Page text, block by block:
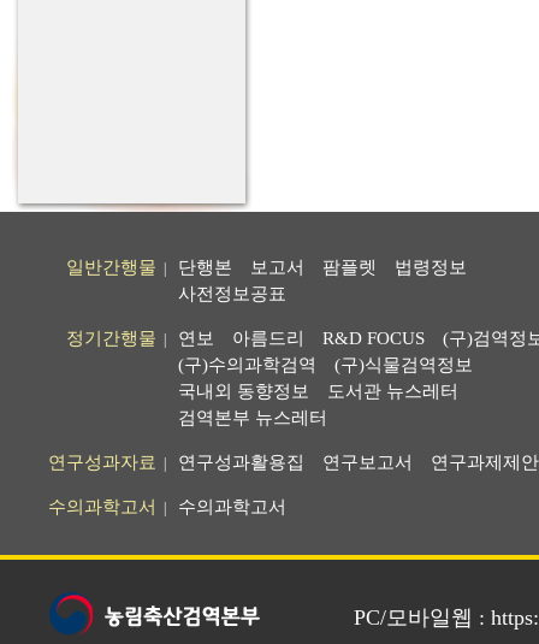
일반간행물 단행본 보고서 팜플렛
법령정보
사전정보공표
정기간행물 연보 아름드리 R&D FOCUS
(구)검역정
(구)수의과학검역
(구)식물검역정보
국내외 동향정보
도서관 뉴스레터
검역본부 뉴스레터
연구성과자료 연구성과활용집 연구보고서 연구과제제
수의과학고서 수의과학고서
PC/모바일웹 :